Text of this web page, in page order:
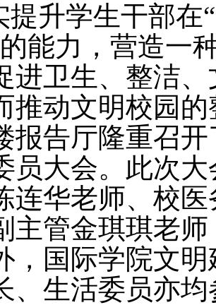
提升学生干部在
能力，营造一
进卫生、整洁
推动文明校园
报告厅隆重召
员大会。此次
连华老师、校
主管金琪琪老师
，国际学院文
、生活委员亦